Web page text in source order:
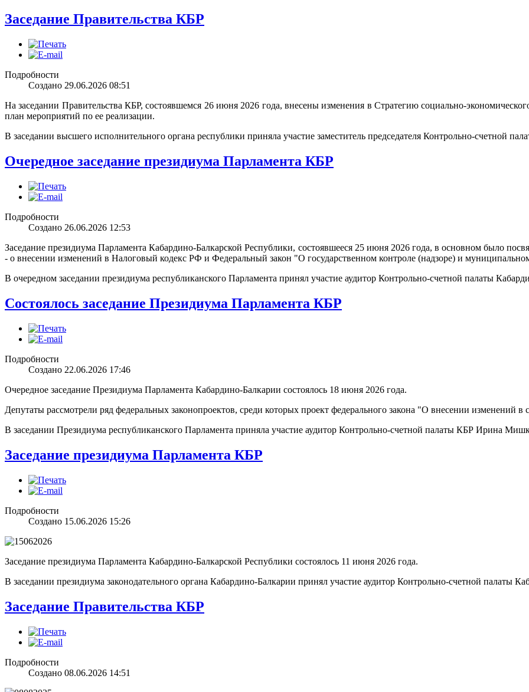
Заседание Правительства КБР
Подробности
Создано 29.06.2026 08:51
На заседании Правительства КБР, состоявшемся 26 июня 2026 года, внесены изменения в Стратегию социально-
план мероприятий по ее реализации.
В заседании высшего исполнительного органа республики приняла участие заместитель председателя Контрольно-счетной
Очередное заседание президиума Парламента КБР
Подробности
Создано 26.06.2026 12:53
Заседание президиума Парламента Кабардино-Балкарской Республики, состоявшееся 25 июня 2026 года, в основном было
- о внесении изменений в Налоговый кодекс РФ и Федеральный закон "О государственном контроле (надзоре) и
В очередном заседании президиума республиканского Парламента принял участие аудитор Контрольно-счетной палаты
Состоялось заседание Президиума Парламента КБР
Подробности
Создано 22.06.2026 17:46
Очередное заседание Президиума Парламента Кабардино-Балкарии состоялось 18 июня 2026 года.
Депутаты рассмотрели ряд федеральных законопроектов, среди которых проект федерального закона "О внесении изменений
В заседании Президиума республиканского Парламента приняла участие аудитор Контрольно-счетной палаты КБР Ирина
Заседание президиума Парламента КБР
Подробности
Создано 15.06.2026 15:26
Заседание президиума Парламента Кабардино-Балкарской Республики состоялось 11 июня 2026 года.
В заседании президиума законодательного органа Кабардино-Балкарии принял участие аудитор Контрольно-счетной палаты
Заседание Правительства КБР
Подробности
Создано 08.06.2026 14:51